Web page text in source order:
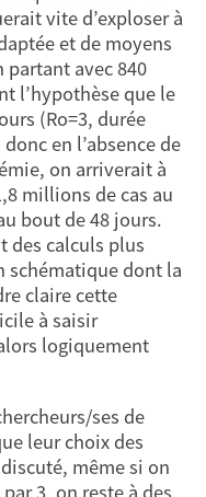
vite d’exploser à
et de moyens
partant avec 840
l’hypothèse que le
(Ro=3, durée
en l’absence de
on arriverait à
millions de cas au
bout de 48 jours.
des calculs plus
schématique dont la
claire cette
à saisir
logiquement
ses de
leur choix des
même si on
3, on reste à des